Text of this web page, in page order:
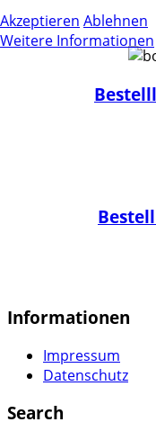
Informationen
Impressum
Datenschutz
Search
Akzeptieren Ablehnen
Weitere Informationen